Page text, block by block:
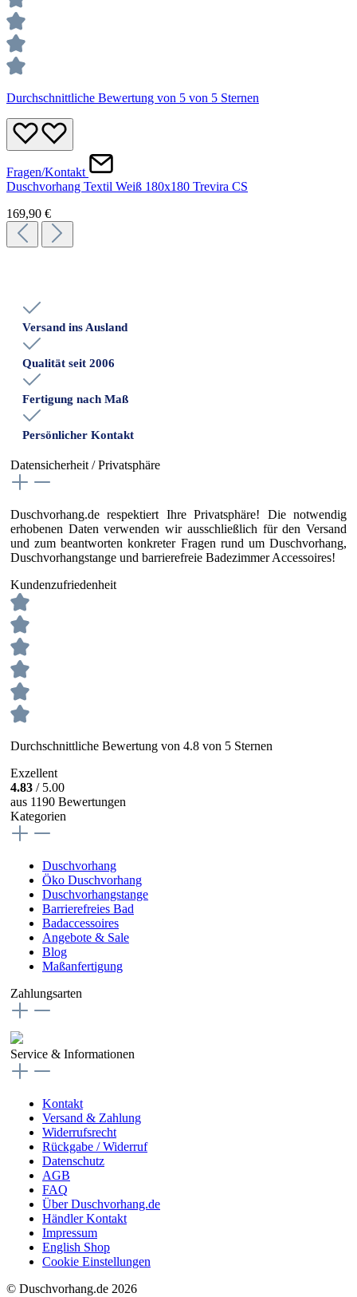
Durchschnittliche Bewertung von 5 von 5 Sternen
Fragen/Kontakt
Duschvorhang Textil Weiß 180x180 Trevira CS
169,90 €
Versand ins Ausland
Qualität seit 2006
Fertigung nach Maß
Persönlicher Kontakt
Datensicherheit / Privatsphäre
Duschvorhang.de respektiert Ihre Privatsphäre! Die notwendig
erhobenen Daten verwenden wir ausschließlich für den Versand
und zum beantworten konkreter Fragen rund um Duschvorhang,
Duschvorhangstange und barrierefreie Badezimmer Accessoires!
Kundenzufriedenheit
Durchschnittliche Bewertung von 4.8 von 5 Sternen
Exzellent
4.83 / 5.00
aus 1190 Bewertungen
Kategorien
Duschvorhang
Öko Duschvorhang
Duschvorhangstange
Barrierefreies Bad
Badaccessoires
Angebote & Sale
Blog
Maßanfertigung
Zahlungsarten
Service & Informationen
Kontakt
Versand & Zahlung
Widerrufsrecht
Rückgabe / Widerruf
Datenschutz
AGB
FAQ
Über Duschvorhang.de
Händler Kontakt
Impressum
English Shop
Cookie Einstellungen
© Duschvorhang.de 2026